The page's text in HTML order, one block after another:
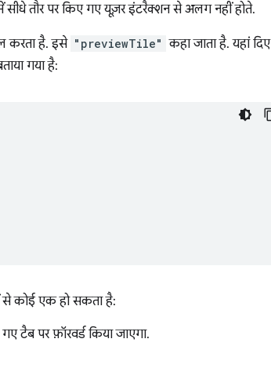
तौर पर किए गए यूज़र इंटरैक्शन से अलग नहीं होते.
करता है. इसे "previewTile" कहा जाता है. यहां दिए
गया है:
से कोई एक हो सकता है:
टैब पर फ़ॉरवर्ड किया जाएगा.